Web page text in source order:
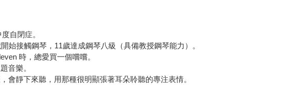
自閉症。
始接觸鋼琴，11歲達成鋼琴八級（具備教授鋼琴能力）。
時，總愛買一個嚐嚐。
音樂。
會靜下來聽，用那種很明顯張著耳朵聆聽的專注表情。